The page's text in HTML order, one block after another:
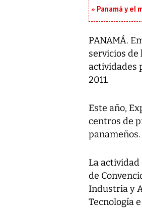
Panamá y
PANAMÁ.
servicios
actividades
2011.
Este año,
centros de
panameños.
La actividad
de
Industria y
Tecnología